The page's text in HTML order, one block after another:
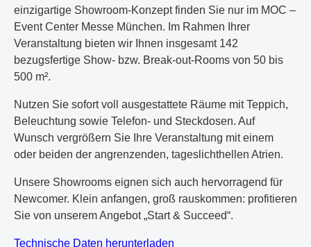
einzigartige Showroom-Konzept finden Sie nur im MOC –
Event Center Messe München. Im Rahmen Ihrer
Veranstaltung bieten wir Ihnen insgesamt 142
bezugsfertige Show- bzw. Break-out-Rooms von 50 bis
500 m².
Nutzen Sie sofort voll ausgestattete Räume mit Teppich,
Beleuchtung sowie Telefon- und Steckdosen. Auf
Wunsch vergrößern Sie Ihre Veranstaltung mit einem
oder beiden der angrenzenden, tageslichthellen Atrien.
Unsere Showrooms eignen sich auch hervorragend für
Newcomer. Klein anfangen, groß rauskommen: profitieren
Sie von unserem Angebot „Start & Succeed“.
PDF-Dokument
Technische Daten herunterladen